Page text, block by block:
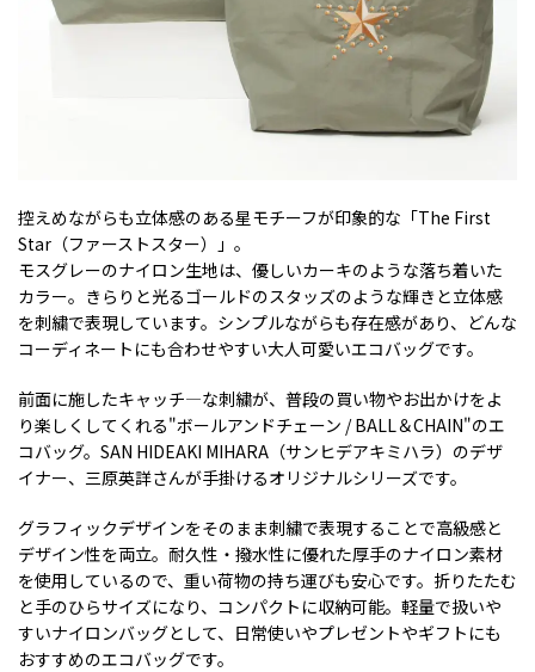
控えめながらも立体感のある星モチーフが印象的な「The First
Star（ファーストスター）」。
モスグレーのナイロン生地は、優しいカーキのような落ち着いた
カラー。きらりと光るゴールドのスタッズのような輝きと立体感
を刺繍で表現しています。シンプルながらも存在感があり、どんな
コーディネートにも合わせやすい大人可愛いエコバッグです。
前面に施したキャッチ―な刺繍が、普段の買い物やお出かけをよ
り楽しくしてくれる"ボールアンドチェーン / BALL＆CHAIN"のエ
コバッグ。SAN HIDEAKI MIHARA（サンヒデアキミハラ）のデザ
イナー、三原英詳さんが手掛けるオリジナルシリーズです。
グラフィックデザインをそのまま刺繍で表現することで高級感と
デザイン性を両立。耐久性・撥水性に優れた厚手のナイロン素材
を使用しているので、重い荷物の持ち運びも安心です。折りたたむ
と手のひらサイズになり、コンパクトに収納可能。軽量で扱いや
すいナイロンバッグとして、日常使いやプレゼントやギフトにも
おすすめのエコバッグです。